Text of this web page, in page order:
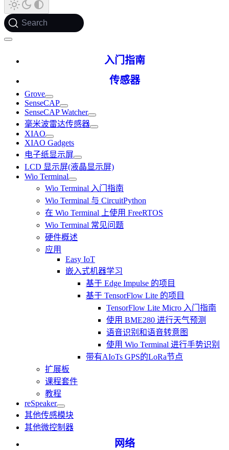
Search
入门指南
传感器
Grove
SenseCAP
SenseCAP Watcher
毫米波雷达传感器
XIAO
XIAO Gadgets
电子纸显示屏
LCD 显示屏(液晶显示屏)
Wio Terminal
Wio Terminal 入门指南
Wio Terminal 与 CircuitPython
在 Wio Terminal 上使用 FreeRTOS
Wio Terminal 常见问题
硬件概述
应用
Easy IoT
嵌入式机器学习
基于 Edge Impulse 的项目
基于 TensorFlow Lite 的项目
TensorFlow Lite Micro 入门指南
使用 BME280 进行天气预测
语音识别和语音转意图
使用 Wio Terminal 进行手势识别
带有AIoTs GPS的LoRa节点
扩展板
课程套件
教程
reSpeaker
其他传感模块
其他微控制器
网络